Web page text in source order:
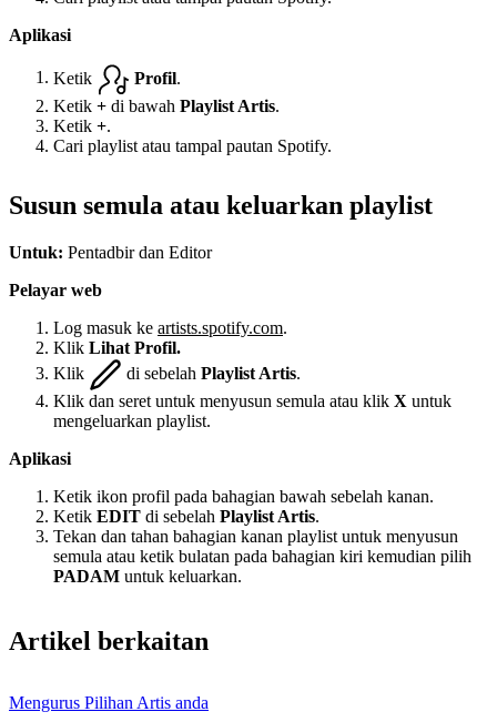
Aplikasi
Ketik Profil
Ketik + di bawah Playlist Artis.
Ketik +.
Cari playlist atau tampal pautan Spotify.
Susun semula atau keluarkan playlist
Untuk: Pentadbir dan Editor
Pelayar web
Log masuk ke artists.spotify.com.
Klik Lihat Profil.
Klik
di sebelah Playlist Artis.
Klik dan seret untuk menyusun semula atau klik X untuk
mengeluarkan playlist.
Aplikasi
Ketik ikon profil pada bahagian bawah sebelah kanan.
Ketik EDIT di sebelah Playlist Artis.
Tekan dan tahan bahagian kanan playlist untuk menyusun
semula atau ketik bulatan pada bahagian kiri kemudian pilih
PADAM untuk keluarkan.
Artikel berkaitan
Mengurus Pilihan Artis anda